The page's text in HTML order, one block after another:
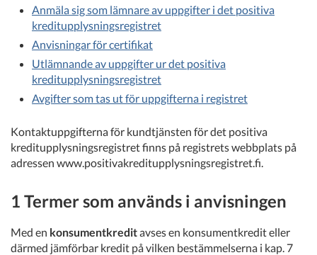
Anmäla sig som lämnare av uppgifter i det positiva
kreditupplysningsregistret
Anvisningar för certifikat
Utlämnande av uppgifter ur det positiva
kreditupplysningsregistret
Avgifter som tas ut för uppgifterna i registret
Kontaktuppgifterna för kundtjänsten för det positiva
kreditupplysningsregistret finns på registrets webbplats på
adressen www.positivakreditupplysningsregistret.fi.
1 Termer som används i anvisningen
Med en konsumentkreditavses en konsumentkredit eller
därmed jämförbar kredit på vilken bestämmelserna i kap. 7